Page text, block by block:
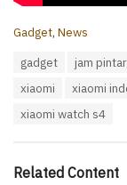
C
s
Gadget, News
gadget jam pintar
xiaomi
xiaomi
xiaomi watch s4
Related Content